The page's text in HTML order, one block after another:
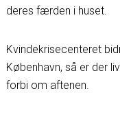
deres færden i huset.
Kvindekrisecenteret
København, så er der
forbi om aftenen.